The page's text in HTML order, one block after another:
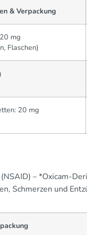
& Verpackung
mg
Flaschen)
20 mg
– *Oxicam-
Schmerzen und